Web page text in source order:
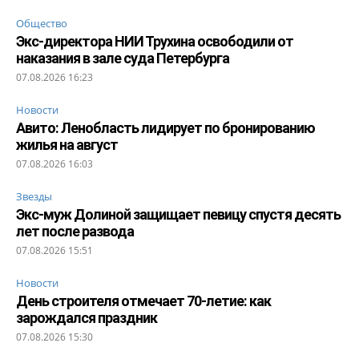
Общество
Экс-директора НИИ Трухина освободили от
наказания в зале суда Петербурга
07.08.2026 16:23
Новости
Авито: Ленобласть лидирует по бронированию
жилья на август
07.08.2026 16:03
Звезды
Экс-муж Долиной защищает певицу спустя десять
лет после развода
07.08.2026 15:51
Новости
День строителя отмечает 70-летие: как
зарождался праздник
07.08.2026 15:30